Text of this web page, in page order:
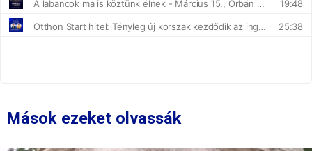
Mások ezeket olvassák